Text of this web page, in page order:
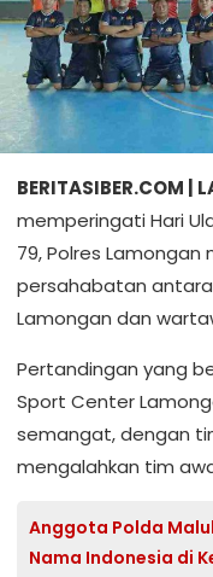
BERITASIBER.COM |
memperingati Hari
79, Polres
persahabatan
Lamongan dan
Pertandingan yang
Sport Center
semangat, dengan
mengalahkan tim
Anggota Polda
Nama Indonesia di